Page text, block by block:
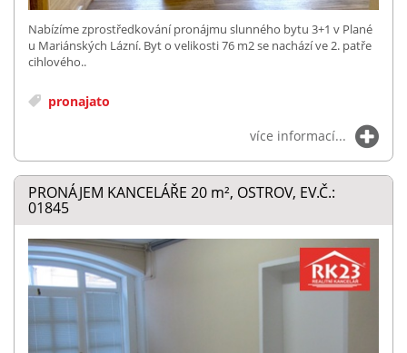
Nabízíme zprostředkování pronájmu slunného bytu 3+1 v Plané
u Mariánských Lázní. Byt o velikosti 76 m2 se nachází ve 2. patře
cihlového..
pronajato
více informací...
PRONÁJEM KANCELÁŘE 20 m², OSTROV, EV.Č.:
01845